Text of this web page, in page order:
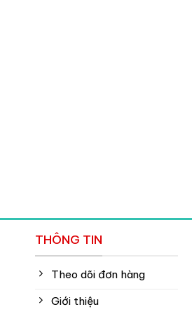
THÔNG TIN
Theo dõi đơn hàng
Giới thiệu